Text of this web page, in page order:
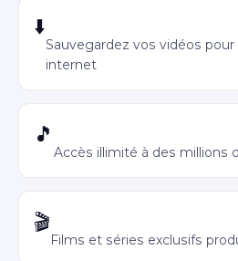
⬇️
Sauvegardez vos vidéos
internet
🎵
Accès illimité à des millions
🎬
Films et séries exclusifs